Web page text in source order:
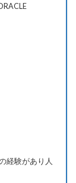
経験があり人